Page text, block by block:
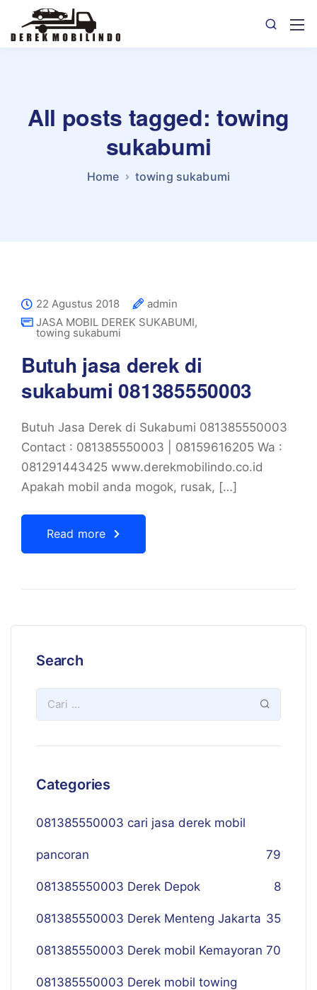
All posts tagged: towing
sukabumi
Home towing sukabumi
22 Agustus 2018
admin
JASA MOBIL DEREK SUKABUMI,
towing sukabumi
Butuh jasa derek di
sukabumi 081385550003
Butuh Jasa Derek di Sukabumi 081385550003
Contact : 081385550003 | 08159616205 Wa :
081291443425 www.derekmobilindo.co.id
Apakah mobil anda mogok, rusak, […]
Read more
Search
Categories
081385550003 cari jasa derek mobil
pancoran 79
081385550003 Derek Depok 8
081385550003 Derek Menteng Jakarta 35
081385550003 Derek mobil Kemayoran 70
081385550003 Derek mobil towing